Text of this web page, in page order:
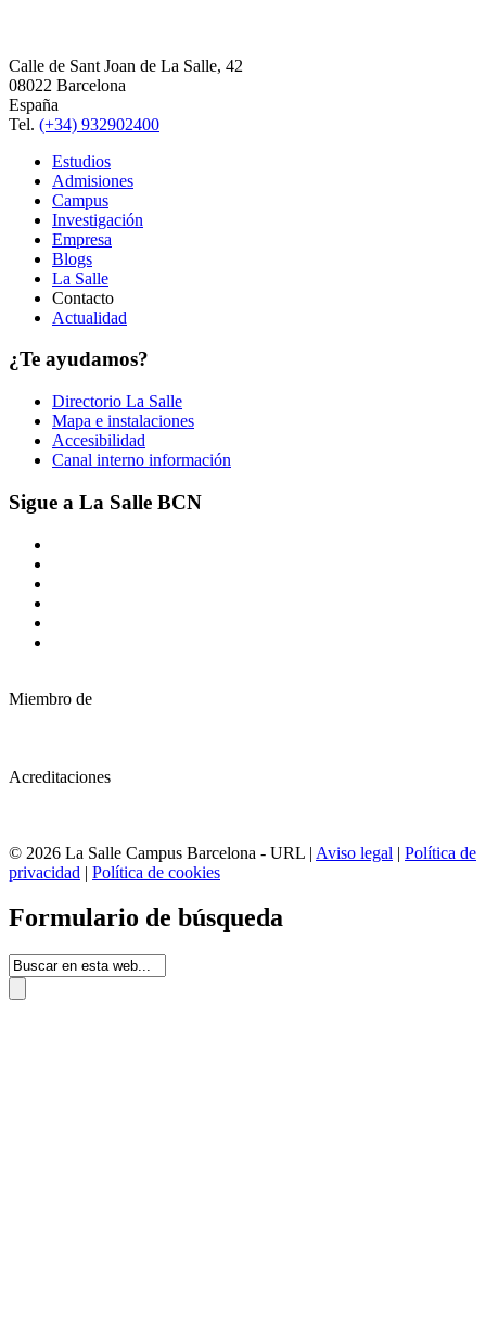
Calle de Sant Joan de La Salle, 42
08022 Barcelona
España
Tel. (+34) 932902400
Estudios
Admisiones
Campus
Investigación
Empresa
Blogs
La Salle
Contacto
Actualidad
¿Te ayudamos?
Directorio La Salle
Mapa e instalaciones
Accesibilidad
Canal interno información
Sigue a La Salle BCN
Miembro de
Acreditaciones
© 2026 La Salle Campus Barcelona - URL | Aviso legal | Política de
privacidad | Política de cookies
Formulario de búsqueda